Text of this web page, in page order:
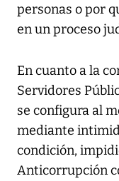
personas o por
en un proceso
En cuanto a la
Servidores
se configura al
mediante
condición,
Anticorrupción